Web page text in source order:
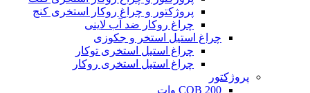
پروژکتور و چراغ روکار استخری کنج
چراغ روکار ضد آب لاینی
چراغ استیل استخر و جکوزی
چراغ استیل استخری توکار
چراغ استیل استخری روکار
پروژکتور
COB 200 وات